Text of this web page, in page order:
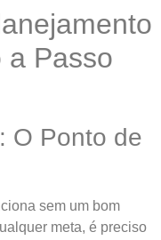
a Passo
O Ponto de
sem um bom
meta, é preciso